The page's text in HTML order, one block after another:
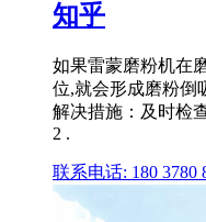
知乎
如果雷蒙磨粉机在
位,就会形成磨粉倒
解决措施：及时检
2 .
联系电话: 180 3780